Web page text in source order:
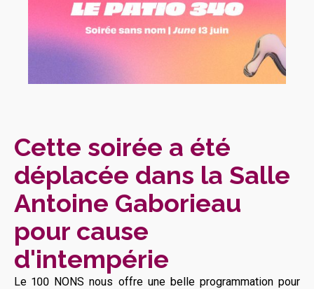
Cette soirée a été
déplacée dans la Salle
Antoine Gaborieau
pour cause
d'intempérie
Le 100 NONS nous offre une belle programmation pour